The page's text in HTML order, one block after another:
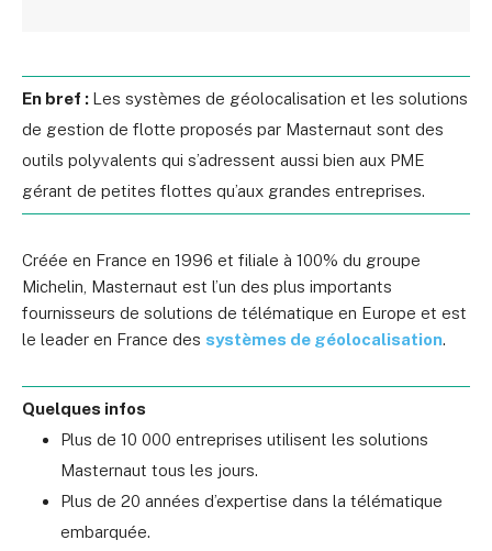
En bref : Les systèmes de géolocalisation et les solutions
de gestion de flotte proposés par Masternaut sont des
outils polyvalents qui s’adressent aussi bien aux PME
gérant de petites flottes qu’aux grandes entreprises.
Créée en France en 1996 et filiale à 100% du groupe
Michelin, Masternaut est l’un des plus importants
fournisseurs de solutions de télématique en Europe et est
le leader en France des systèmes de géolocalisation.
Quelques infos
Plus de 10 000 entreprises utilisent les solutions
Masternaut tous les jours.
Plus de 20 années d’expertise dans la télématique
embarquée.